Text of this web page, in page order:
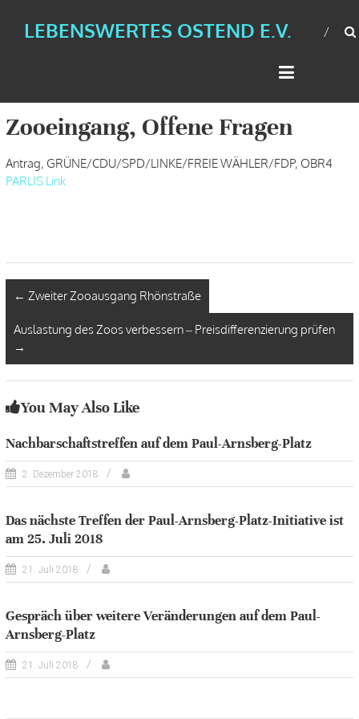
LEBENSWERTES OSTEND E.V.
Zooeingang, Offene Fragen
Antrag, GRÜNE/CDU/SPD/LINKE/FREIE WÄHLER/FDP, OBR4
PARLIS Link
← Zweiter Zooausgang Rhönstraße
Auslastung des Zoos verbessern – Preisdifferenzierung prüfen
→
You May Also Like
Nachbarschaftstreffen auf dem Paul-Arnsberg-Platz
2. Dezember 2018
Das nächste Treffen der Paul-Arnsberg-Platz-Initiative ist
am 25. Juli 2018
21. Juli 2018
Gespräch über weitere Veränderungen auf dem Paul-
Arnsberg-Platz
21. Juli 2018